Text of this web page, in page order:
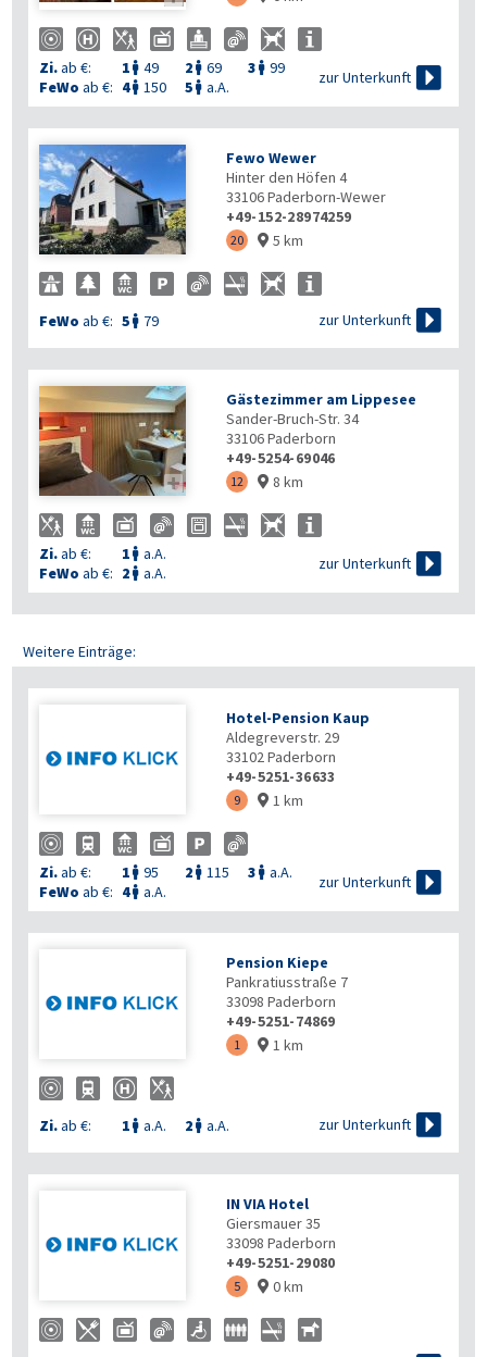
Zi.ab €: 1  49 2  69 3  99
FeWo ab €: 4 150 5  a.A.
zur Unterkunft 
Fewo Wewer
Hinter den Höfen 4
33106Paderborn-Wewer
+49-152-28974259
20  5 km
FeWo ab €: 5  79 zur Unterkunft 

Gästezimmer am Lippesee
Sander-Bruch-Str. 34
33106Paderborn
+49-5254-69046
12  8 km
Zi.ab €: 1  a.A.
FeWo ab €: 2  a.A.
zur Unterkunft 
Weitere Einträge:
Hotel-Pension Kaup
Aldegreverstr. 29
33102Paderborn
+49-5251-36633
9  1 km
Zi.ab €: 1  95 2  115 3  a.A.
FeWo ab €: 4 a.A.
zur Unterkunft 
Pension Kiepe
Pankratiusstraße 7
33098 Paderborn
+49-5251-74869
1  1 km
Zi.ab €: 1  a.A. 2  a.A. zur Unterkunft 
IN VIA Hotel
Giersmauer 35
33098 Paderborn
+49-5251-29080
5  0 km